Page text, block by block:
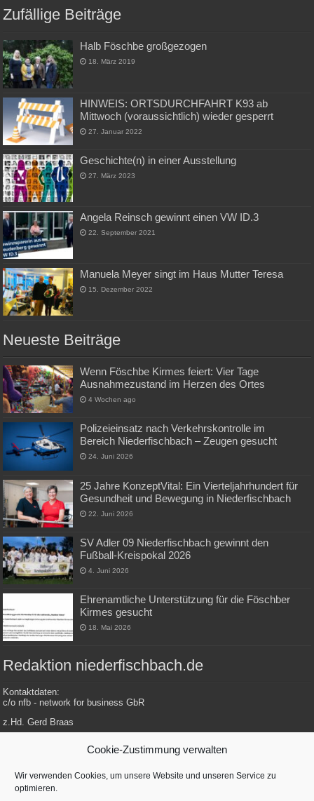
Cookie-Zustimmung verwalten
Wir verwenden Cookies, um unsere Website und unseren Service zu
optimieren.
Zufällige Beiträge
Halb Föschbe großgezogen
18. März 2019
HINWEIS: ORTSDURCHFAHRT K93 ab
Mittwoch (voraussichtlich) wieder gesperrt
27. Januar 2022
Geschichte(n) in einer Ausstellung
27. März 2023
Angela Reinsch gewinnt einen VW ID.3
22. September 2021
Manuela Meyer singt im Haus Mutter Teresa
15. Dezember 2022
Neueste Beiträge
Wenn Föschbe Kirmes feiert: Vier Tage
Ausnahmezustand im Herzen des Ortes
4 Wochen ago
Polizeieinsatz nach Verkehrskontrolle im
Bereich Niederfischbach – Zeugen gesucht
24. Juni 2026
25 Jahre KonzeptVital: Ein Vierteljahrhundert für
Gesundheit und Bewegung in Niederfischbach
22. Juni 2026
SV Adler 09 Niederfischbach gewinnt den
Fußball-Kreispokal 2026
4. Juni 2026
Ehrenamtliche Unterstützung für die Föschber
Kirmes gesucht
18. Mai 2026
Redaktion niederfischbach.de
Kontaktdaten:
c/o nfb - network for business GbR
z.Hd. Gerd Braas
Tel.: 0 27 34 / 479 112